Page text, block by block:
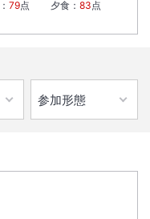
雄大な眺めと朝食ビュッフ
に対応する多様な部屋タイ
： 79点 夕食 ： 83点